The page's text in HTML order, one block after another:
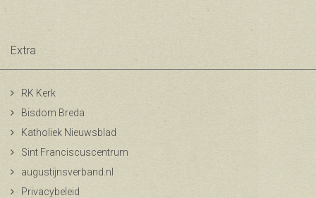
Extra
RK Kerk
Bisdom Breda
Katholiek Nieuwsblad
Sint Franciscuscentrum
augustijnsverband.nl
Privacybeleid